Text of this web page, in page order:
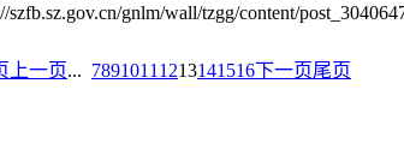
gnlm/wall/tzgg/content/
上一页... 7891011 1213141516下一页尾页